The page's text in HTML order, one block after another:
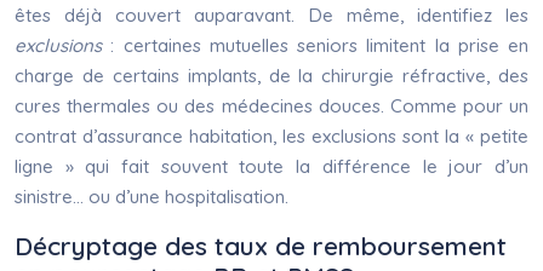
êtes déjà couvert auparavant. De même, identifiez les
exclusions: certaines mutuelles seniors limitent la prise en
charge de certains implants, de la chirurgie réfractive, des
cures thermales ou des médecines douces. Comme pour un
contrat d’assurance habitation, les exclusions sont la « petite
ligne » qui fait souvent toute la différence le jour d’un
sinistre… ou d’une hospitalisation.
Décryptage des taux de remboursement